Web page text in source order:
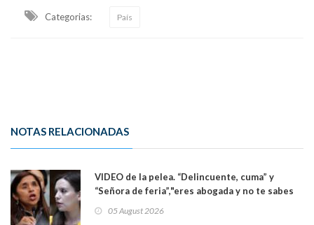
Categorias: País
NOTAS RELACIONADAS
VIDEO de la pelea. “Delincuente, cuma” y
“Señora de feria”,"eres abogada y no te sabes
senadoras Camila Flores y Fabiola Campillai en
05 August 2026